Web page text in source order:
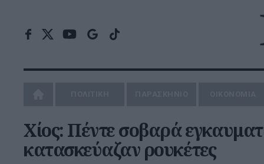
Χίος: Πέντε σοβαρά
κατασκεύαζαν ρουκέτες